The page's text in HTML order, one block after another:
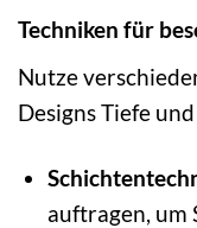
Techniken für
Nutze
Designs Tiefe
auftragen, um